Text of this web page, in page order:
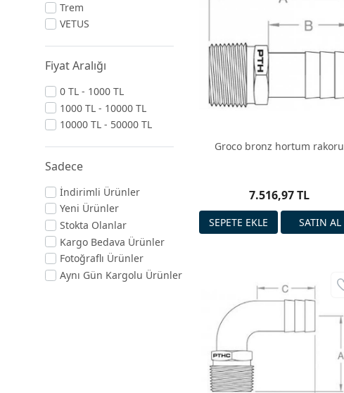
Trem
VETUS
Fiyat Aralığı
0 TL - 1000 TL
1000 TL - 10000 TL
10000 TL - 50000 TL
Sadece
İndirimli Ürünler
Yeni Ürünler
Stokta Olanlar
Kargo Bedava Ürünler
Fotoğraflı Ürünler
Aynı Gün Kargolu Ürünler
Groco bronz hortum rakoru
7.516,97 TL